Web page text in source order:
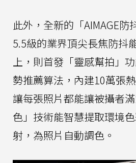
此外，全新的「AIMAGE防
5.5級的業界頂尖長焦防抖
上，則首發「靈感幫拍」
勢推薦算法，內建10萬張
讓每張照片都能讓被攝者
色」技術能智慧提取環境
射，為照片自動調色。